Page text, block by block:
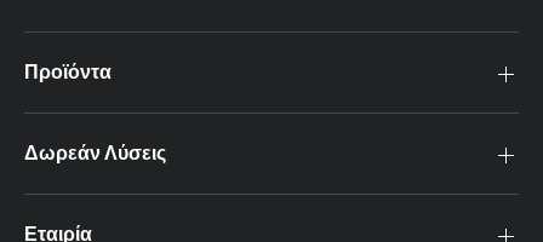
Προϊόντα
Δωρεάν Λύσεις
Εταιρία